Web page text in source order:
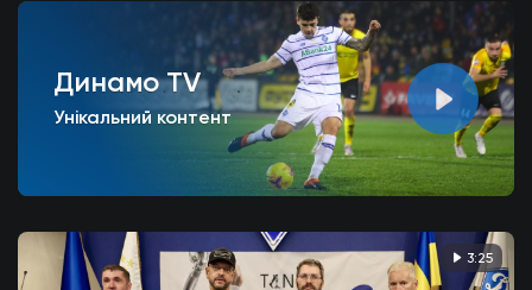
Динамо TV
Унікальний контент
3:25